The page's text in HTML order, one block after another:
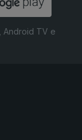
Android TV e